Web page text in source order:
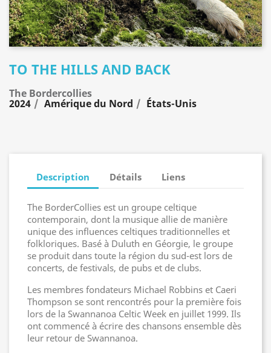
TO THE HILLS AND BACK
The Bordercollies
2024 Amérique du Nord États-Unis
Description Détails Liens
The BorderCollies est un groupe celtique
contemporain, dont la musique allie de manière
unique des influences celtiques traditionnelles et
folkloriques. Basé à Duluth en Géorgie, le groupe
se produit dans toute la région du sud-est lors de
concerts, de festivals, de pubs et de clubs.
Les membres fondateurs Michael Robbins et Caeri
Thompson se sont rencontrés pour la première fois
lors de la Swannanoa Celtic Week en juillet 1999. Ils
ont commencé à écrire des chansons ensemble dès
leur retour de Swannanoa.